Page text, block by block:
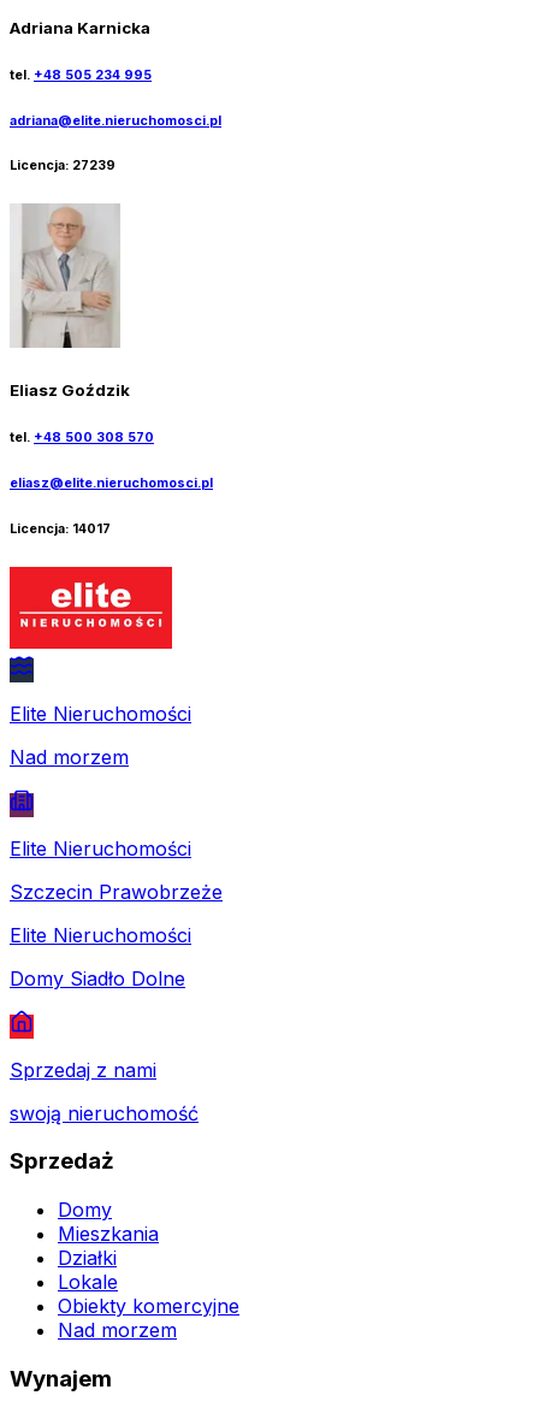
Adriana Karnicka
tel. +48 505 234 995
adriana@elite.nieruchomosci.pl
Licencja: 27239
Eliasz Goździk
tel. +48 500 308 570
eliasz@elite.nieruchomosci.pl
Licencja: 14017
Elite Nieruchomości
Nad morzem
Elite Nieruchomości
Szczecin Prawobrzeże
Elite Nieruchomości
Domy Siadło Dolne
Sprzedaj z nami
swoją nieruchomość
Sprzedaż
Domy
Mieszkania
Działki
Lokale
Obiekty komercyjne
Nad morzem
Wynajem